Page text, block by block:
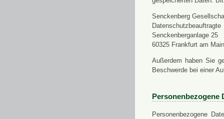
Senckenberg
Datenschutzbeauftragte
Senckenberganlage 25
60325 Frankfurt am Main
Außerdem haben Sie
Beschwerde bei einer
Personenbezogene
Personenbezogene